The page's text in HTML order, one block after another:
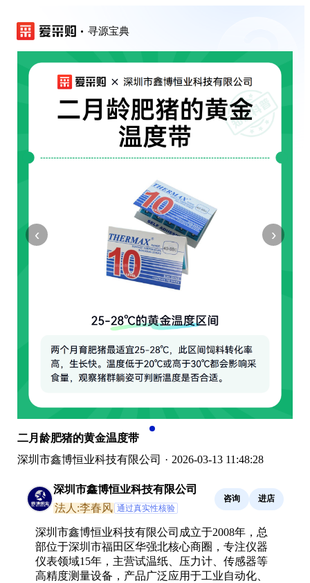
寻源宝典
‹ ›
二月龄肥猪的黄金温度带
深圳市鑫博恒业科技有限公司 · 2026-03-13 11:48:28
深圳市鑫博恒业科技有限公司
法人:李春风 通过真实性核验
咨询 进店
深圳市鑫博恒业科技有限公司成立于2008年，总
部位于深圳市福田区华强北核心商圈，专注仪器
仪表领域15年，主营试温纸、压力计、传感器等
高精度测量设备，产品广泛应用于工业自动化、